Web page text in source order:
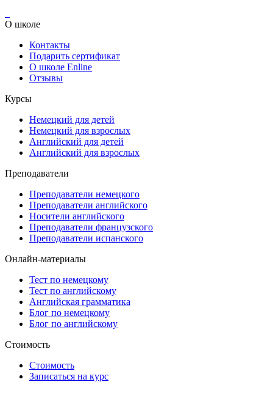
О школе
Контакты
Подарить сертификат
О школе Enline
Отзывы
Курсы
Немецкий для детей
Немецкий для взрослых
Английский для детей
Английский для взрослых
Преподаватели
Преподаватели немецкого
Преподаватели английского
Носители английского
Преподаватели французского
Преподаватели испанского
Онлайн-материалы
Тест по немецкому
Тест по английскому
Английская грамматика
Блог по немецкому
Блог по английскому
Стоимость
Стоимость
Записаться на курс